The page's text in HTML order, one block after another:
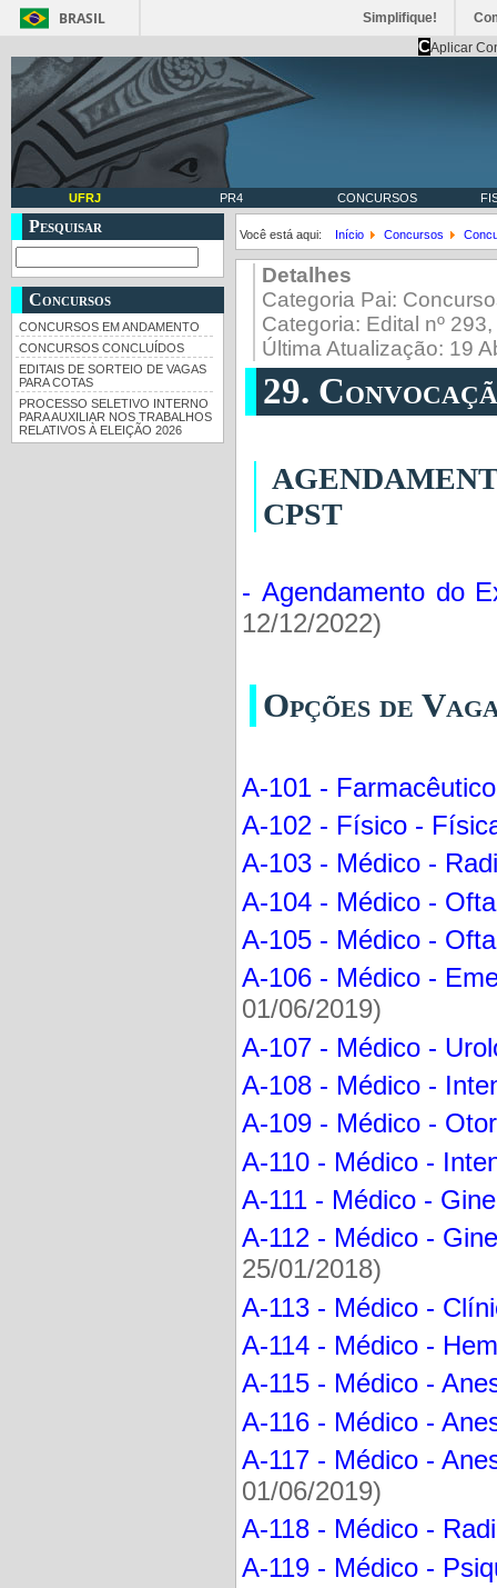
BRASIL Simplifique!
CAplicar
UFRJ PR4 CONCURSOS
Pesquisar
Concursos
CONCURSOS EM ANDAMENTO
CONCURSOS CONCLUÍDOS
EDITAIS DE SORTEIO DE VAGAS
PARA COTAS
PROCESSO SELETIVO INTERNO
PARA AUXILIAR NOS TRABALHOS
RELATIVOS À ELEIÇÃO 2026
Você está aqui: Início Concursos
Detalhes
Categoria Pai:
Categoria: Edital nº
Última Atualização: 19
29.
CPST
- Agendamento do
12/12/2022)
Opções de
A-101 -
A-102 - Físico -
A-103 - Médico -
A-104 - Médico -
A-105 - Médico -
A-106 - Médico -
01/06/2019)
A-107 - Médico -
A-108 - Médico -
A-109 - Médico -
A-110 - Médico -
A-111 - Médico -
A-112 - Médico -
25/01/2018)
A-113 - Médico -
A-114 - Médico -
A-115 - Médico -
A-116 - Médico -
A-117 - Médico -
01/06/2019)
A-118 - Médico -
A-119 - Médico -